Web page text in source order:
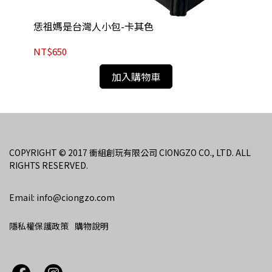
恁祖媽是台灣人小包-卡其色
NT$650
加入購物車
COPYRIGHT © 2017 衝組創玩有限公司 CIONGZO CO., LTD. ALL
RIGHTS RESERVED.
Email: info@ciongzo.com
隱私權保護政策 購物說明